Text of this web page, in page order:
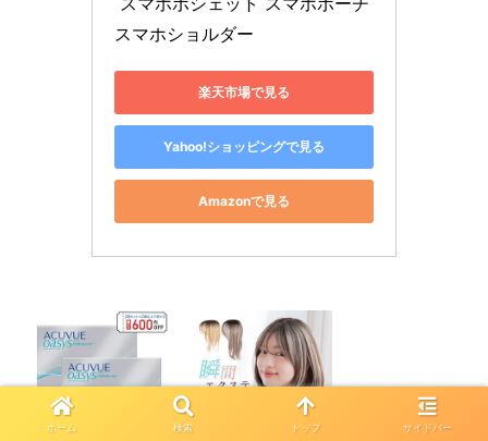
スマホショルダー
楽天市場で見る
Yahoo!ショッピングで見る
Amazonで見る
ホーム 検索 トップ サイドバー